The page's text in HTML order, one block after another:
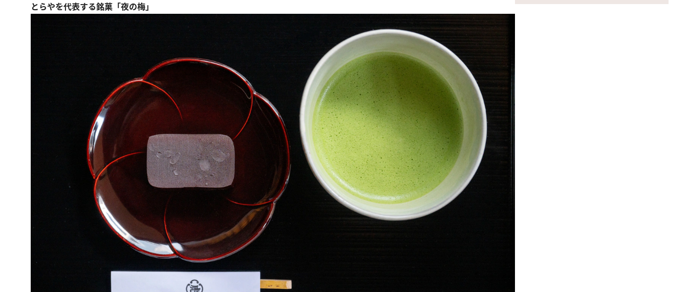
とらやを代表する銘菓「夜の梅」